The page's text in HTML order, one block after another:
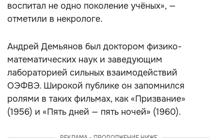
воспитал не одно поколение учёных», —
отметили в некрологе.
Андрей Демьянов был доктором физико-
математических наук и заведующим
лабораторией сильных взаимодействий
ОЭФВЭ. Широкой публике он запомнился
ролями в таких фильмах, как «Призвание»
(1956) и «Пять дней — пять ночей» (1960).